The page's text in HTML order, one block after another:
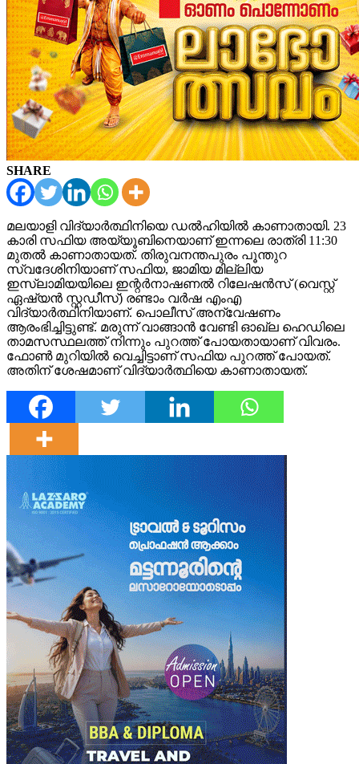
SHARE
മലയാളി വിദ്യാര്‍ത്ഥിനിയെ ഡല്‍ഹിയില്‍ കാണാതായി. 23
കാരി സഫിയ അയ്യൂബിനെയാണ് ഇന്നലെ രാത്രി 11:30
മുതല്‍ കാണാതായത്. തിരുവനന്തപുരം പൂന്തുറ
സ്വദേശിനിയാണ് സഫിയ, ജാമിയ മില്ലിയ
ഇസ്ലാമിയയിലെ ഇന്റര്‍നാഷണല്‍ റിലേഷന്‍സ് (വെസ്റ്റ്
ഏഷ്യന്‍ സ്റ്റഡീസ്) രണ്ടാം വര്‍ഷ എംഎ
വിദ്യാര്‍ത്ഥിനിയാണ്. പൊലീസ് അന്വേഷണം
ആരംഭിച്ചിട്ടുണ്ട്. മരുന്ന് വാങ്ങാന്‍ വേണ്ടി ഓഖ്‌ല ഹെഡിലെ
താമസസ്ഥലത്ത് നിന്നും പുറത്ത് പോയതായാണ് വിവരം.
ഫോണ്‍ മുറിയില്‍ വെച്ചിട്ടാണ് സഫിയ പുറത്ത് പോയത്.
അതിന് ശേഷമാണ് വിദ്യാര്‍ത്ഥിയെ കാണാതായത്.